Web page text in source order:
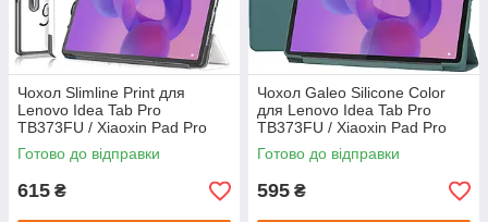
Чохол Slimline Print для
Lenovo Idea Tab Pro
TB373FU / Xiaoxin Pad Pro
12.7" (2025) Good Night
Готово до відправки
615 ₴
Чохол Galeo Silicone Color
для Lenovo Idea Tab Pro
TB373FU / Xiaoxin Pad Pro
12.7" (2025) Dark Green
Готово до відправки
595 ₴